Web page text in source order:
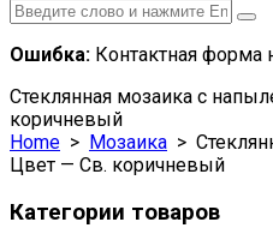
Ошибка: Контактная форма
Стеклянная мозаика с
коричневый
Home > Мозаика >
Цвет — Св. коричневый
Категории товаров